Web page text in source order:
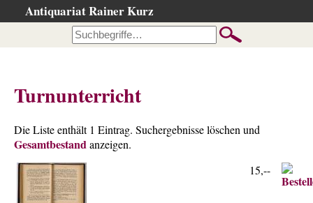
Antiquariat Rainer Kurz
…nach Beschreibung
…nach Kategorie
…nach Schlagwort
…nach Person
Neuzugänge
Turnunterricht
Die Liste enthält 1 Eintrag. Suchergebnisse löschen und
Gesamtbestandanzeigen.
15,--